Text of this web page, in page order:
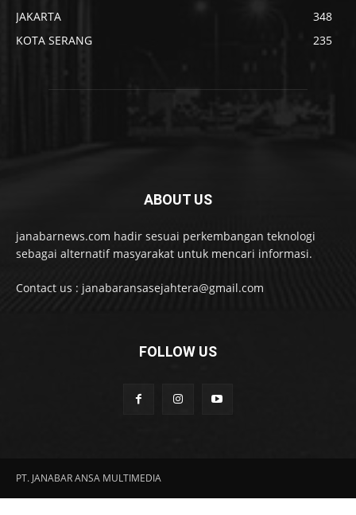
JAKARTA
348
KOTA SERANG
235
ABOUT US
janabarnews.com hadir sesuai perkembangan teknologi
sebagai alternatif masyarakat untuk mencari informasi.
Contact us : janabaransasejahtera@gmail.com
FOLLOW US
PT. JANABAR ANSA MULTIMEDIA